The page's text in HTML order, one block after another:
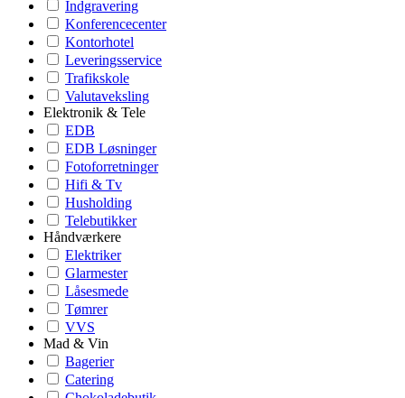
Indgravering
Konferencecenter
Kontorhotel
Leveringsservice
Trafikskole
Valutaveksling
Elektronik & Tele
EDB
EDB Løsninger
Fotoforretninger
Hifi & Tv
Husholding
Telebutikker
Håndværkere
Elektriker
Glarmester
Låsesmede
Tømrer
VVS
Mad & Vin
Bagerier
Catering